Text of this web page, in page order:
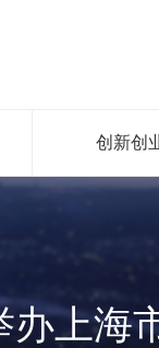
创新创
上海